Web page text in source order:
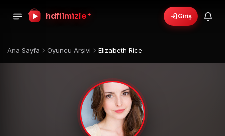
hdfilmizle + Giriş
Ana Sayfa Oyuncu Arşivi Elizabeth Rice